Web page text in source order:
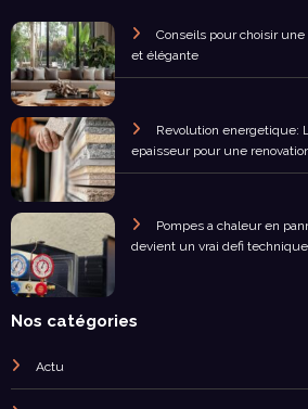
Conseils pour choisir
et élégante
Revolution energetique:
epaisseur pour une
Pompes a chaleur en
devient un vrai defi
Nos catégories
Actu